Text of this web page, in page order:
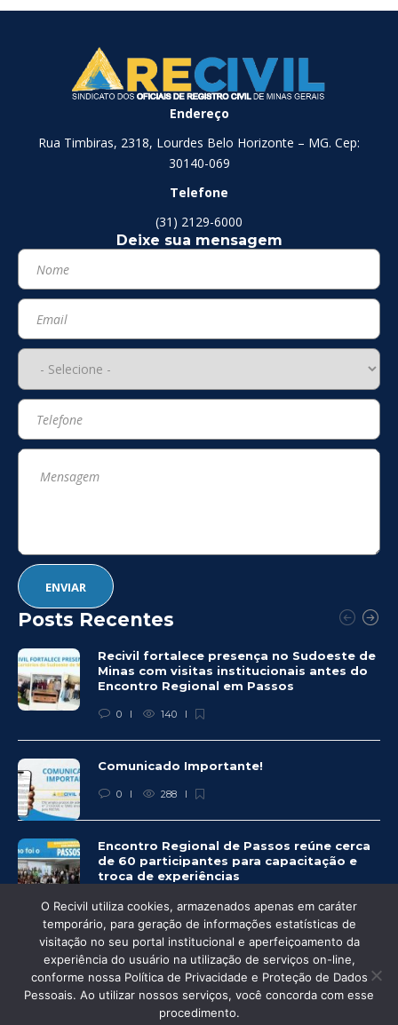
Endereço
Rua Timbiras, 2318, Lourdes Belo Horizonte – MG. Cep:
30140-069
Telefone
(31) 2129-6000
Deixe sua mensagem
Posts Recentes
Recivil fortalece presença no Sudoeste de
Minas com visitas institucionais antes do
Encontro Regional em Passos
0 140
Comunicado Importante!
0 288
Encontro Regional de Passos reúne cerca
de 60 participantes para capacitação e
troca de experiências
0 278
© Recivil 2020 – Todos os direitos reservados.
O Recivil utiliza cookies, armazenados apenas em caráter
temporário, para geração de informações estatísticas de
visitação no seu portal institucional e aperfeiçoamento da
experiência do usuário na utilização de serviços on-line,
conforme nossa Política de Privacidade e Proteção de Dados
Pessoais. Ao utilizar nossos serviços, você concorda com esse
procedimento.